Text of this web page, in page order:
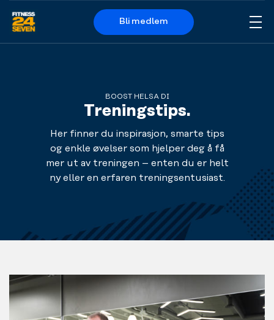
Logo
Bli medlem
BOOST HELSA DI
Treningstips.
Her finner du inspirasjon, smarte tips
og enkle øvelser som hjelper deg å få
mer ut av treningen – enten du er helt
ny eller en erfaren treningsentusiast.